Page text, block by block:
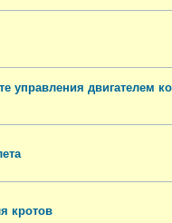
управления двигателем
кротов